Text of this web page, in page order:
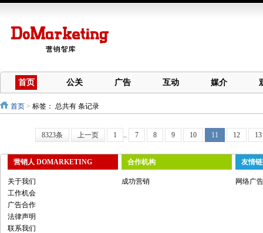
首页 公关 广告 互动 媒介
首页 > 标签： 总共有 条记录
8323条 上一页 1 .. 7 8 9 10 11 12 13
营销人 DOMARKETING
关于我们
工作机会
广告合作
法律声明
联系我们
合作机构
成功营销
友情
网络广